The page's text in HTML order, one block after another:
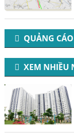
QUẢNG CÁO
XEM NHIỀU